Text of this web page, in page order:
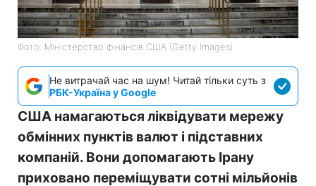
Фото: Міністерство фінансів СШA (Getty Images)
Не витрачай час на шум! Читай тільки суть з
РБК-Україна у Google
США намагаються ліквідувати мережу
обмінних пунктів валют і підставних
компаній. Вони допомагають Ірану
приховано переміщувати сотні мільйонів